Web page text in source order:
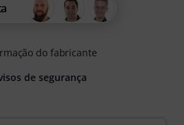
do fabricante
de segurança